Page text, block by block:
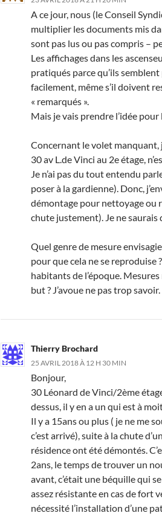
A ce jour, nous (le Conseil
multiplier les documents mis
sont pas lus ou pas compris –
Les affichages dans les
pratiqués parce qu’ils
facilement, même s’il doivent
« remarqués ».
Mais je vais prendre l’idée
Concernant le volet manquant,
30 av L.de Vinci au 2e étage,
Je n’ai pas du tout entendu
poser à la gardienne). Donc,
démontage pour nettoyage ou
chute justement). Je ne saurais
Quel genre de mesure
pour que cela ne se reproduise
habitants de l’époque.
but ? J’avoue ne pas trop
Thierry Brochard
25 AVRIL 2018 À 12 H 30 MIN
Bonjour,
30 Léonard de Vinci/2ème
dessus, il y en a un qui est à
Il y a 15ans ou plus ( je ne me
c’est arrivé), suite à la chute
résidence ont été démontés.
2ans, le temps de trouver un
avant, c’était une béquille qui
assez résistante en cas de fort
nécessité l’installation d’une